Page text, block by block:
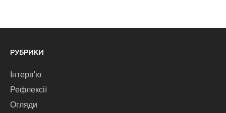
РУБРИКИ
Інтерв'ю
Рефлексії
Огляди